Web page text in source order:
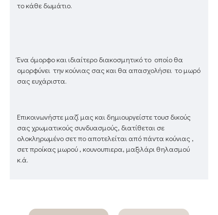
το κάθε δωμάτιο.
Ένα όμορφο και ιδιαίτερο διακοσμητικό το οποίο θα
ομορφύνει την κούνιας σας και θα απασχολήσει το μωρό
σας ευχάριστα.
Επικοινωνήστε μαζί μας και δημιουργείστε τουσ δικούς
σας χρωματικούς συνδυασμούς, διατίθεται σε
ολοκληρωμένο σετ πο αποτελείται από πάντα κούνιας ,
σετ προίκας μωρού , κουνουπιερα, μαξιλάρι θηλασμού
κ.ά.